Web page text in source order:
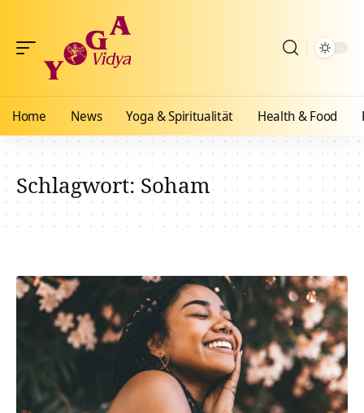
Home News Yoga & Spiritualität Health & Food
Schlagwort:Soham